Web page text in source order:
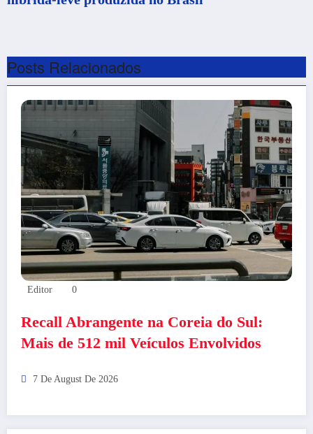
Posts Relacionados
Editor 0
Recall Abrangente na Coreia do Sul:
Mais de 512 mil Veículos Envolvidos
7 De August De 2026